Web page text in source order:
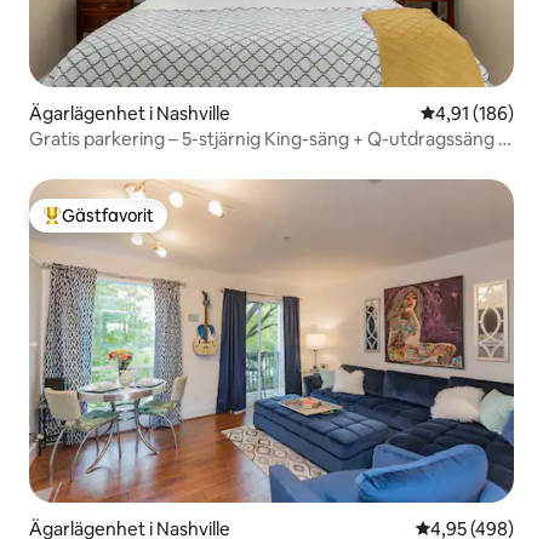
Ägarlägenhet i Nashville 4,91 av 5 i
4,91 (186)
Gratis parkering – 5-stjärnig King-säng + Q-utdragssäng –
Populär gästfavorit
Gästfavorit
Ägarlägenhet i Nashville 4,95 av 5 i
4,95 (498)